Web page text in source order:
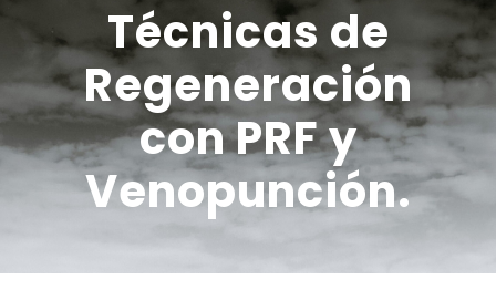
Técnicas de
Regeneración
con PRF y
Venopunción.